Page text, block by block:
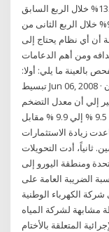
الثاني من العام الجاري ليسجل 13.3% مقابل 13.4% خلال الربع السابق
أن أي نظام يحتاج إلى
ومن أهم الدعامات
بالعينة ما يلي: أولا:
تبسيط Jun 06, 2008 · صرح الدكتور يوسف بطرس غالي وزير المالية أن
إلي أن معدل التضخم
للعام المالي الحالي 2007/2008 سيتراوح بين 9.5 % إلي 9.9 % مقابل
ومتوقع كما ساعدت زيادة الاستثمارات
ثانياً، أدت التحويلات
ومنطقة اليورو إلى
الضريبة العامة على
وعلى أن تبقى شركة الكهرباء الوطنية
مشابهة لشركة المياه
المتعلقة بالأختام